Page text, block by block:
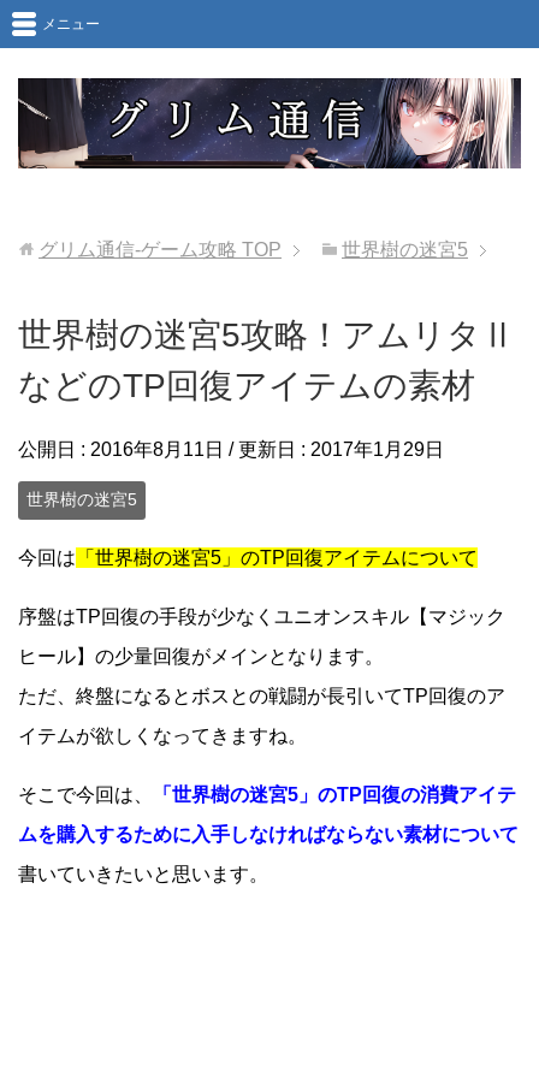
メニュー
グリム通信-ゲーム攻略 TOP 世界樹の迷宮5
世界樹の迷宮5攻略！アムリタⅡ
などのTP回復アイテムの素材
公開日 : 2016年8月11日 / 更新日 : 2017年1月29日
世界樹の迷宮5
今回は 「世界樹の迷宮5」のTP回復アイテムについて
序盤はTP回復の手段が少なくユニオンスキル【マジック
ヒール】の少量回復がメインとなります。
ただ、終盤になるとボスとの戦闘が長引いてTP回復のア
イテムが欲しくなってきますね。
そこで今回は、
「世界樹の迷宮5」のTP回復の消費アイテ
ムを購入するために入手しなければならない素材について
書いていきたいと思います。